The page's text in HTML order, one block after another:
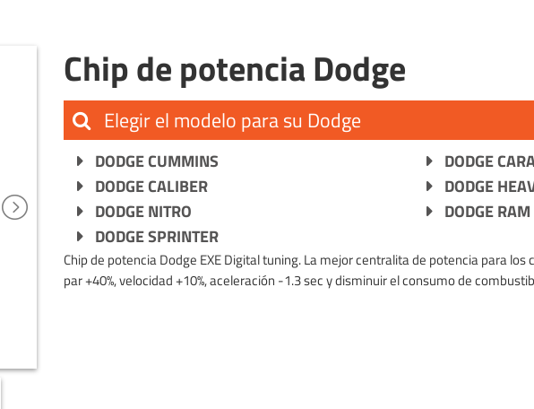
Chip de potencia Dodge
Elegir el modelo para su Dodge
DODGE CUMMINS
DODGE
DODGE CALIBER
DODGE
DODGE NITRO
DODGE
DODGE SPRINTER
Chip de potencia Dodge EXE Digital tuning. La mejor centralita de potencia para
par +40%, velocidad +10%, aceleración -1.3 sec y disminuir el consumo de